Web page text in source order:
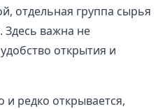
отдельная группа сырья
Здесь важна не
открытия и
и редко открывается,